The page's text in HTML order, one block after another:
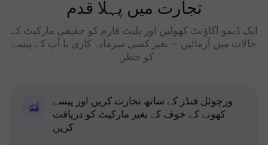
تجارت میں پہلا قدم
ایک ڈیمو اکاؤنٹ کھولیں اور پلیٹ فارم کو حقیقی مارکیٹ کے
حالات میں آزمائیں — بغیر کسی سرمایہ کاری یا آپ کے پیسے
کو خطرہ
ورچوئل فنڈز کے ساتھ تجارت کریں اور پیسے
کھونے کے خوف کے بغیر مارکیٹ کو دریافت
کریں